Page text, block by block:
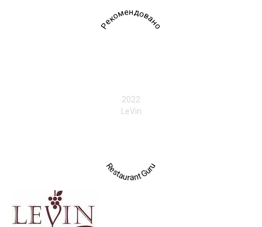
Рекомендовано
2022
LeVin
Restaurant Guru